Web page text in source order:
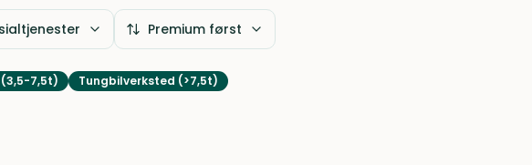
Premium først
7,5t) Tungbilverksted (>7,5t)